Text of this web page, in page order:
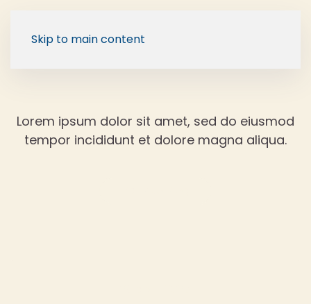
Skip to main content
Lorem ipsum dolor sit amet, sed do eiusmod
tempor incididunt et dolore magna aliqua.